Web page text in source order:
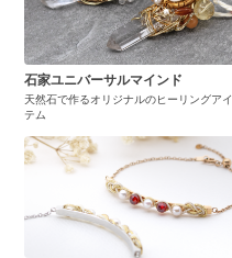
石家ユニバーサルマインド
天然石で作るオリジナルのヒーリングアイ
テム